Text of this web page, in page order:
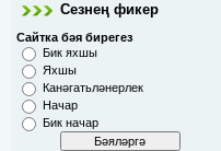
Сезнең фикер
Сайтка бәя бирегез
Бик яхшы
Яхшы
Канәгатьләнерлек
Начар
Бик начар